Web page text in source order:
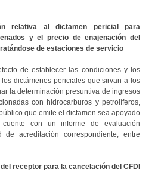
relativa al dictamen pericial para
y el precio de enajenación del
de estaciones de servicio
de establecer las condiciones y los
dictámenes periciales que sirvan a los
la determinación presuntiva de ingresos
con hidrocarburos y petrolíferos,
que emite el dictamen sea apoyado
con un informe de evaluación
acreditación correspondiente, entre
receptor para la cancelación del CFDI